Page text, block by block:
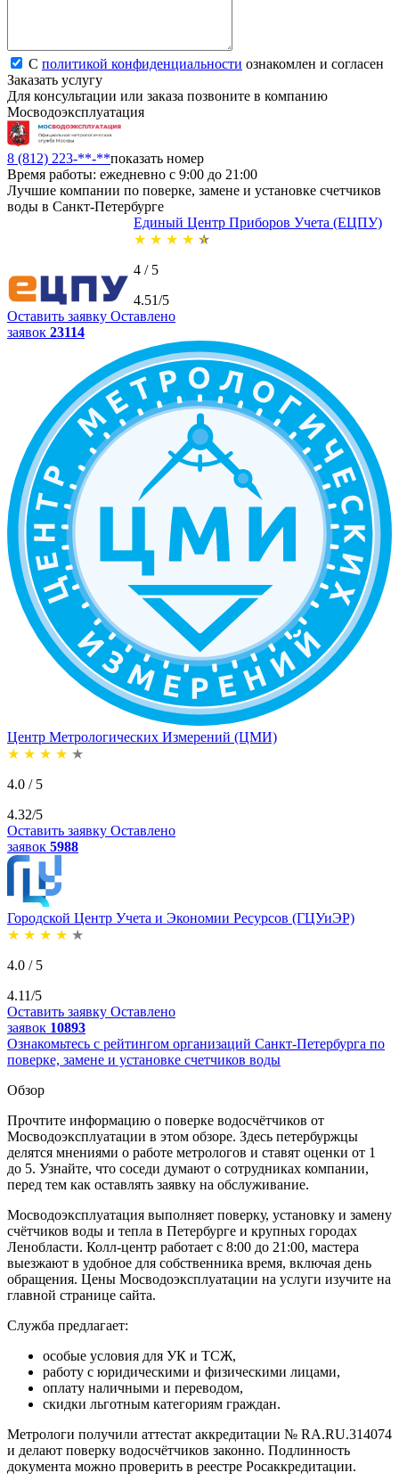
С политикой конфиденциальности ознакомлен и согласен
Заказать услугу
Для консультации или заказа позвоните в компанию
Мосводоэксплуатация
8 (812) 223-**-**показать номер
Время работы: ежедневно с 9:00 до 21:00
Лучшие компании по поверке, замене и установке счетчиков
воды в Санкт-Петербурге
Единый Центр Приборов Учета (ЕЦПУ)
★ ★ ★ ★ ★
4 / 5
4.51/5
Оставить заявку Оставлено
заявок 23114
Центр Метрологических Измерений (ЦМИ)
★ ★ ★ ★ ★
4.0 / 5
4.32/5
Оставить заявку Оставлено
заявок 5988
Городской Центр Учета и Экономии Ресурсов (ГЦУиЭР)
★ ★ ★ ★ ★
4.0 / 5
4.11/5
Оставить заявку Оставлено
заявок 10893
Ознакомьтесь с рейтингом организаций Санкт-Петербурга по
поверке, замене и установке счетчиков воды
Обзор
Прочтите информацию о поверке водосчётчиков от
Мосводоэксплуатации в этом обзоре. Здесь петербуржцы
делятся мнениями о работе метрологов и ставят оценки от 1
до 5. Узнайте, что соседи думают о сотрудниках компании,
перед тем как оставлять заявку на обслуживание.
Мосводоэксплуатация выполняет поверку, установку и замену
счётчиков воды и тепла в Петербурге и крупных городах
Ленобласти. Колл-центр работает с 8:00 до 21:00, мастера
выезжают в удобное для собственника время, включая день
обращения. Цены Мосводоэксплуатации на услуги изучите на
главной странице сайта.
Служба предлагает:
особые условия для УК и ТСЖ,
работу с юридическими и физическими лицами,
оплату наличными и переводом,
скидки льготным категориям граждан.
Метрологи получили аттестат аккредитации № RA.RU.314074
и делают поверку водосчётчиков законно. Подлинность
документа можно проверить в реестре Росаккредитации.